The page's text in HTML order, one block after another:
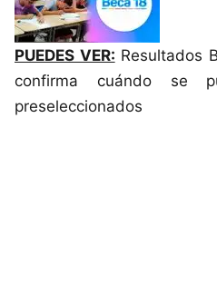
PUEDES VER: Resultados
confirma cuándo se
preseleccionados